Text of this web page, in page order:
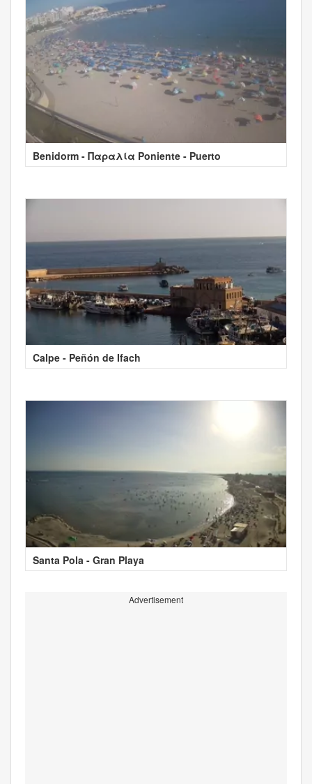
Benidorm - Παραλία Poniente - Puerto
Calpe - Peñón de Ifach
Santa Pola - Gran Playa
Advertisement